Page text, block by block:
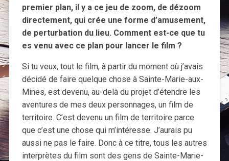
premier plan, il y a ce jeu de zoom, de dézoom
directement, qui crée une forme d’amusement,
de perturbation du lieu. Comment est-ce que tu
es venu avec ce plan pour lancer le film ?
Si tu veux, tout le film, à partir du moment où j’avais
décidé de faire quelque chose à Sainte-Marie-aux-
Mines, est devenu, au-delà du projet d’étendre les
aventures de mes deux personnages, un film de
territoire. C’est devenu un film de territoire parce
que c’est une chose qui m’intéresse. J’aurais pu
aussi ne pas le faire. Donc à ce titre, tous les autres
interprètes du film sont des gens de Sainte-Marie-